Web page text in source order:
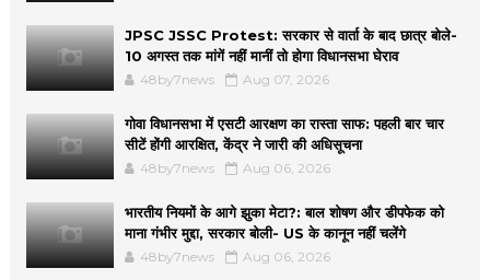
JPSC JSSC Protest: सरकार से वार्ता के बाद छात्र बोले-
10 अगस्त तक मांगें नहीं मानीं तो होगा विधानसभा घेराव
48by7news Aug 07, 2026
गोवा विधानसभा में एसटी आरक्षण का रास्ता साफ: पहली बार चार
सीटें होंगी आरक्षित, केंद्र ने जारी की अधिसूचना
48by7news Aug 06, 2026
भारतीय नियमों के आगे झुका मेटा?: बाल शोषण और डीपफेक को
माना गंभीर मुद्दा, सरकार बोली- US के कानून नहीं चलेंगे
48by7news Aug 06, 2026